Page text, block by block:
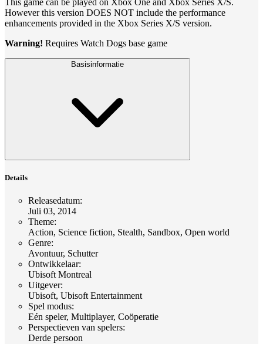
However this version DOES NOT include the performance
enhancements provided in the Xbox Series X/S version.
Warning! Requires Watch Dogs base game
Basisinformatie
Details
Releasedatum:
Juli 03, 2014
Theme:
Action, Science fiction, Stealth, Sandbox, Open world
Genre:
Avontuur, Schutter
Ontwikkelaar:
Ubisoft Montreal
Uitgever:
Ubisoft, Ubisoft Entertainment
Spel modus:
Eén speler, Multiplayer, Coöperatie
Perspectieven van spelers:
Derde persoon